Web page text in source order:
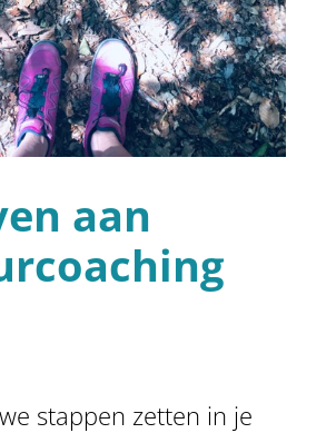
aan
stappen zetten in je